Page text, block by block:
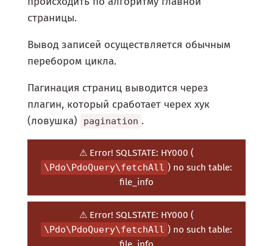
страницы.
Вывод записей осуществляется обычным
перебором цикла.
Пагинация страниц выводится через
плагин, который сработает черех хук
(ловушка)
pagination .
⚠ Error! SQLSTATE: HY000 (
\Pdo\PdoQuery\fetchAll ) no such table:
file_info
⚠ Error! SQLSTATE: HY000 (
\Pdo\PdoQuery\fetchAll ) no such table: